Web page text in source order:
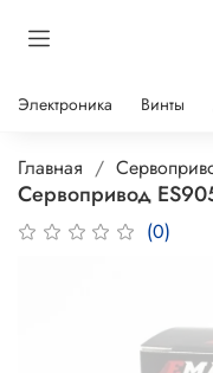
Электроника Винты
Главная
Сервопривод
(0)